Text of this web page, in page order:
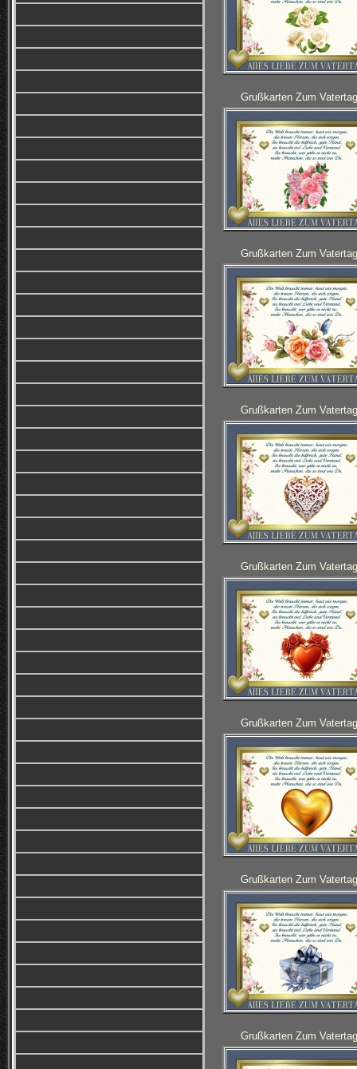
Grußkarten Zum
Grußkarten Zum
Grußkarten Zum
Grußkarten Zum
Grußkarten Zum
Grußkarten Zum
Grußkarten Zum